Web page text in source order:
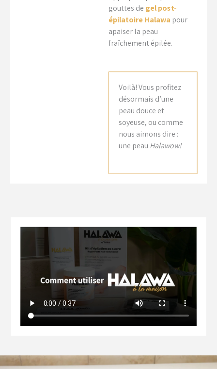
gouttes de gel post-
épilatoire Halawa pour
apaiser la peau
fraîchement épilée.
Voilà! Vous profitez
désormais d’une
peau douce et
soyeuse, ou comme
nous aimons dire :
une peau Halawow!